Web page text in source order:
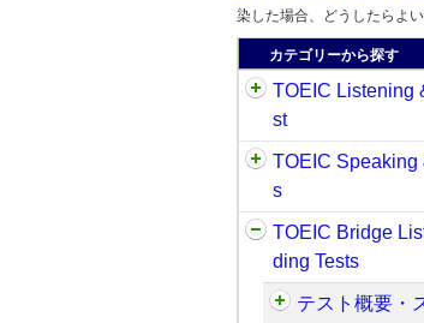
染した場合、どうしたらよ
カテゴリーから探す
TOEIC Listening
st
TOEIC Speaking
s
TOEIC Bridge
ding Tests
テスト概要・